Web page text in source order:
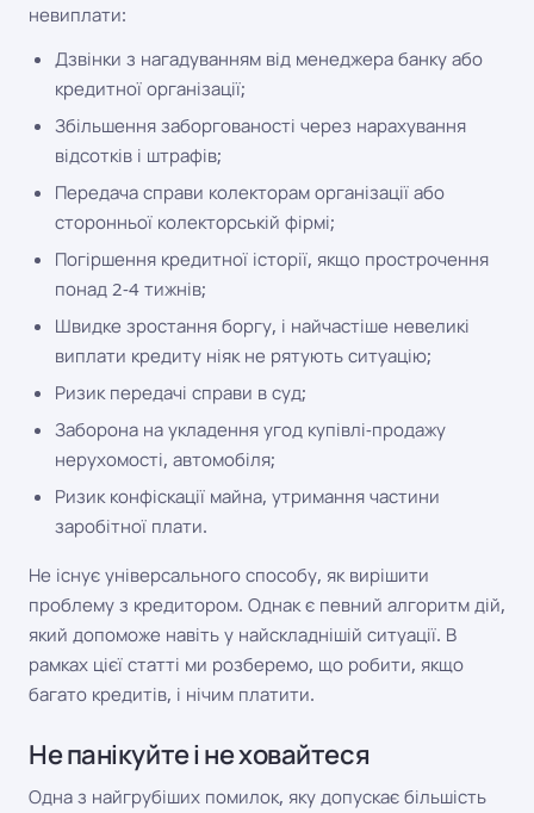
невиплати:
Дзвінки з нагадуванням від менеджера банку або
кредитної організації;
Збільшення заборгованості через нарахування
відсотків і штрафів;
Передача справи колекторам організації або
сторонньої колекторській фірмі;
Погіршення кредитної історії, якщо прострочення
понад 2-4 тижнів;
Швидке зростання боргу, і найчастіше невеликі
виплати кредиту ніяк не рятують ситуацію;
Ризик передачі справи в суд;
Заборона на укладення угод купівлі-продажу
нерухомості, автомобіля;
Ризик конфіскації майна, утримання частини
заробітної плати.
Не існує універсального способу, як вирішити
проблему з кредитором. Однак є певний алгоритм дій,
який допоможе навіть у найскладнішій ситуації. В
рамках цієї статті ми розберемо, що робити, якщо
багато кредитів, і нічим платити.
Не панікуйте і не ховайтеся
Одна з найгрубіших помилок, яку допускає більшість